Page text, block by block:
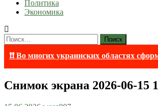
Политика
Экономика
Найти:
❗❗ Во многих украинских областях
Снимок экрана 2026-06-15